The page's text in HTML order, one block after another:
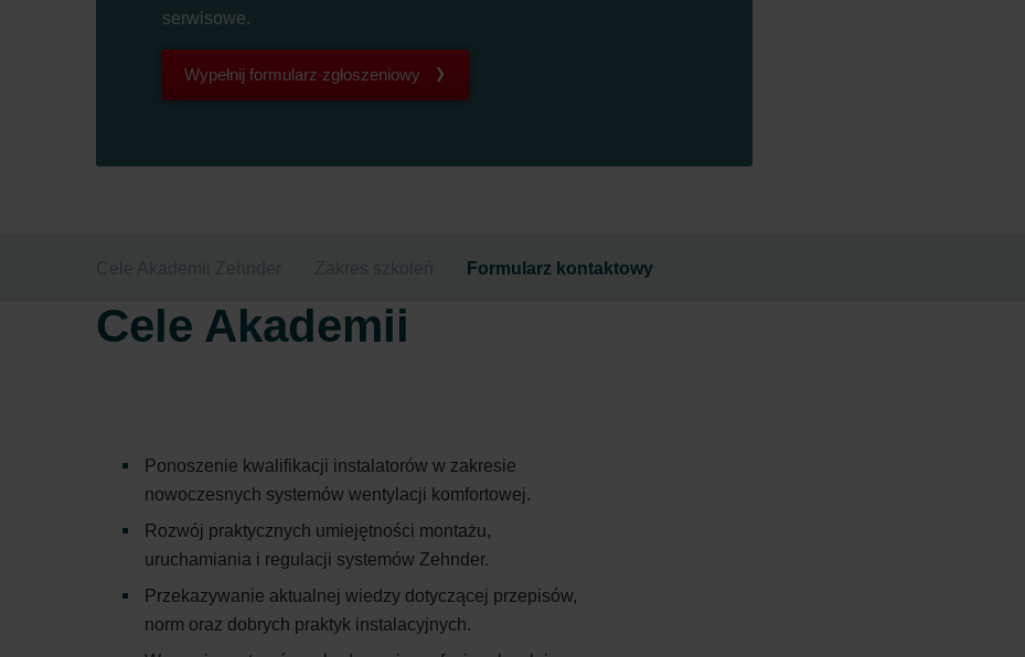
serwisowe.
Wypełnij formularz zgłoszeniowy
Cele Akademii Zehnder Zakres szkoleń Formularz kontaktowy
Cele Akademii
Ponoszenie kwalifikacji instalatorów w zakresie
nowoczesnych systemów wentylacji komfortowej.
Rozwój praktycznych umiejętności montażu,
uruchamiania i regulacji systemów Zehnder.
Przekazywanie aktualnej wiedzy dotyczącej przepisów,
norm oraz dobrych praktyk instalacyjnych.